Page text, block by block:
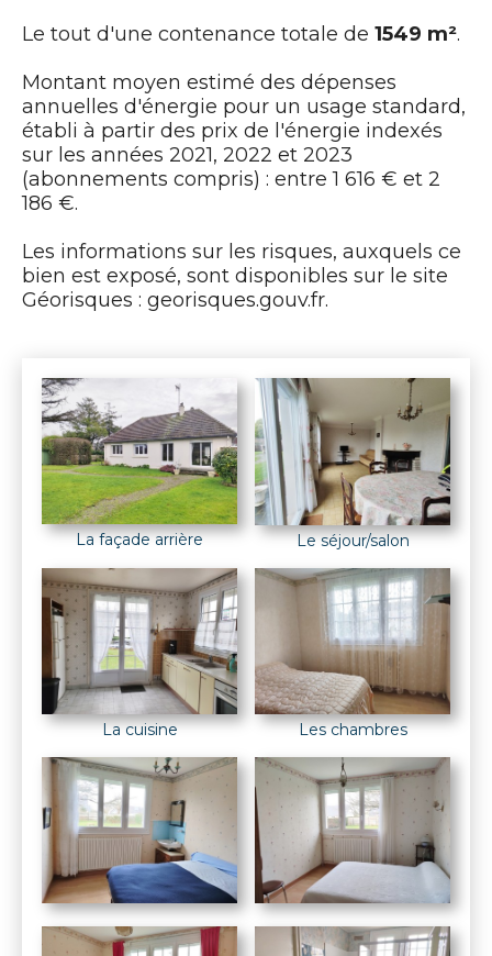
Le tout d'une contenance totale de 1549 m².
Montant moyen estimé des dépenses
annuelles d'énergie pour un usage standard,
établi à partir des prix de l'énergie indexés
sur les années 2021, 2022 et 2023
(abonnements compris) : entre 1 616 € et 2
186 €.
Les informations sur les risques, auxquels ce
bien est exposé, sont disponibles sur le site
Géorisques : georisques.gouv.fr.
La façade arrière Le séjour/salon
La cuisine Les chambres